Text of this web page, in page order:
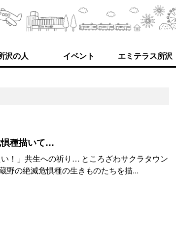
沢の人 イベント エミテラス所沢
惧種描いて…
！」共生への祈り… ところざわサクラタウン
野の絶滅危惧種の生きものたちを描...